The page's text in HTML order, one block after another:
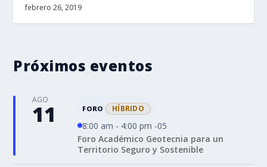
febrero 26, 2019
Próximos eventos
AGO
11 FORO HÍBRIDO
8:00 am - 4:00 pm -05
Foro Académico Geotecnia para un
Territorio Seguro y Sostenible